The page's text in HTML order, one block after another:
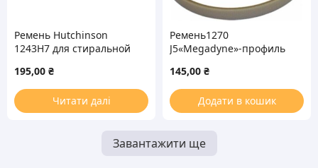
Ремень Hutchinson
1243H7 для стиральной
195,00 ₴
Читати далі
Ремень1270
J5«Megadyne»-профиль
145,00 ₴
Додати в кошик
Завантажити ще